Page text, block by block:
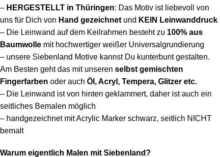
– HERGESTELLT in Thüringen: Das Motiv ist liebevoll von
uns für Dich von Hand gezeichnet und KEIN Leinwanddruck
– Die Leinwand auf dem Keilrahmen bestehtzu 100% aus
Baumwolle mit hochwertiger weißer Universalgrundierung
– unsere Siebenland Motive kannst Du kunterbunt gestalten.
Am Besten geht das mit unseren selbst gemischten
Fingerfarben oder auch Öl, Acryl, Tempera, Glitzer etc.
– Die Leinwand ist von hinten geklammert, daher ist auch ein
seitliches Bemalen möglich
– handgezeichnet mit Acrylic Marker schwarz, seitlich NICHT
bemalt
Warum eigentlich Malen mit Siebenland?